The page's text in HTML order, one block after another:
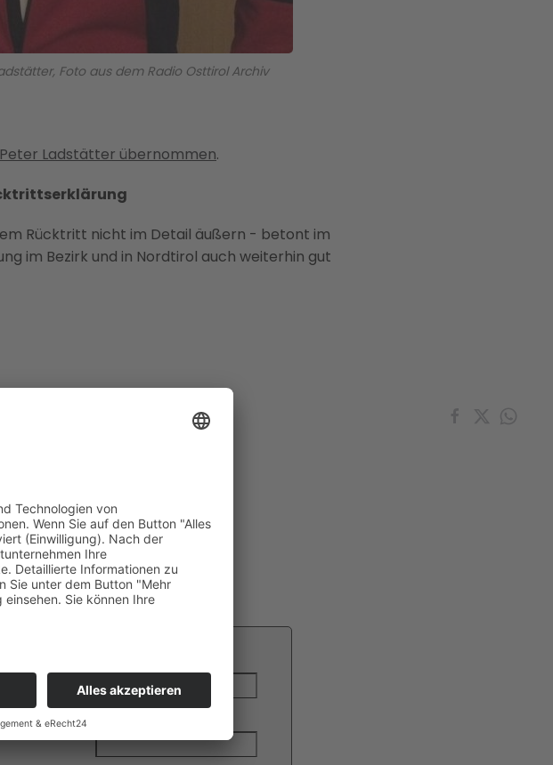
Foto aus dem Radio Osttirol Archiv
Ladstätter übernommen.
Rücktritt nicht im Detail äußern - betont im
im Bezirk und in Nordtirol auch weiterhin gut